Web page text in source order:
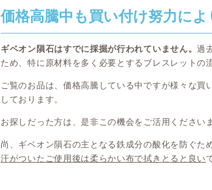
価格高騰中も買い付け努力に
ギベオン隕石はすでに採掘が行われていません。過
ため、特に原材料を多く必要とするブレスレットの
ご覧のお品は、価格高騰している中ですが様々な買
しております。
お探しだった方は、是非この機会をご活用ください
尚、ギベオン隕石の主となる鉄成分の酸化を防ぐた
汗がついたご使用後は柔らかい布で拭きとると良い